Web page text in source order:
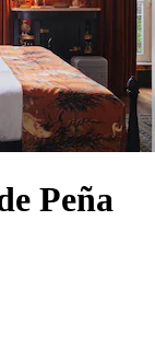
Peña